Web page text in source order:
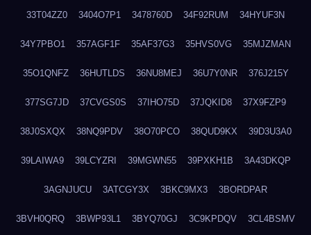
33T04ZZ0 3404O7P1 3478760D 34F92RUM 34HYUF3N
34Y7PBO1 357AGF1F 35AF37G3 35HVS0VG 35MJZMAN
35O1QNFZ 36HUTLDS 36NU8MEJ 36U7Y0NR 376J215Y
377SG7JD 37CVGS0S 37IHO75D 37JQKID8 37X9FZP9
38J0SXQX 38NQ9PDV 38O70PCO 38QUD9KX 39D3U3A0
39LAIWA9 39LCYZRI 39MGWN55 39PXKH1B 3A43DKQP
3AGNJUCU 3ATCGY3X 3BKC9MX3 3BORDPAR
3BVH0QRQ 3BWP93L1 3BYQ70GJ 3C9KPDQV 3CL4BSMV